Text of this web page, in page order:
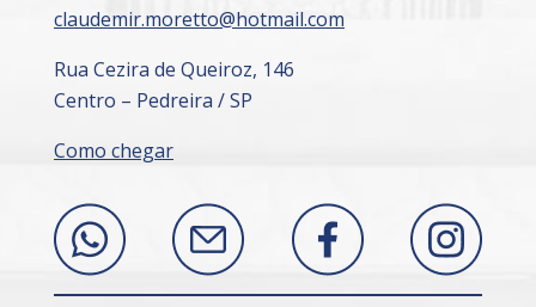
claudemir.moretto@hotmail.com
Rua Cezira de Queiroz, 146
Centro – Pedreira / SP
Como chegar